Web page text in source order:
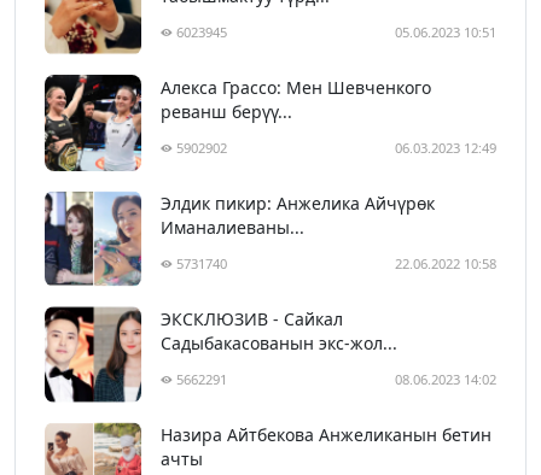
6023945 05.06.2023 10:51
Алекса Грассо: Мен Шевченкого
реванш берүү...
5902902 06.03.2023 12:49
Элдик пикир: Анжелика Айчүрөк
Иманалиеваны...
5731740 22.06.2022 10:58
ЭКСКЛЮЗИВ - Сайкал
Садыбакасованын экс-жол...
5662291 08.06.2023 14:02
Назира Айтбекова Анжеликанын бетин
ачты